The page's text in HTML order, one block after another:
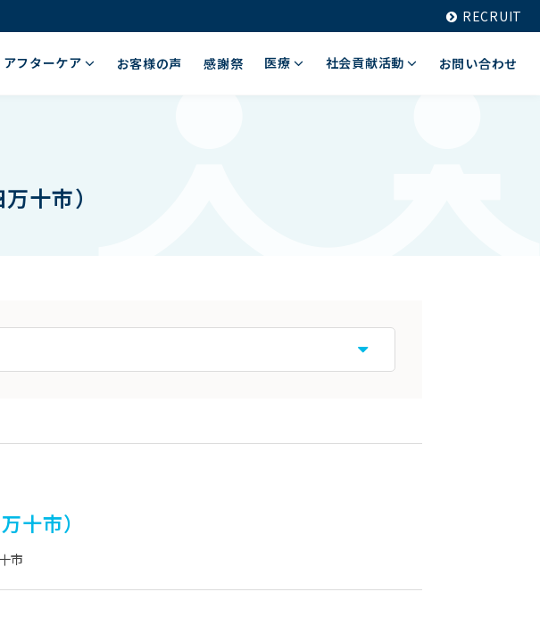
RECRUIT
アフターケア お客様の声 感謝祭 医療 社会貢献活動 お問い合わせ
十市）
十市）
市